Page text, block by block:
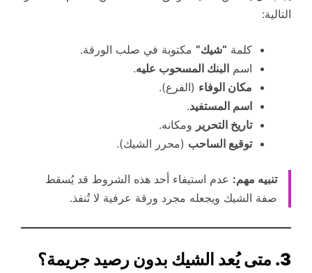
التالية:
كلمة “شيك” مكتوبة في صلب الورقة.
اسم البنك المسحوب عليه.
مكان الوفاء (الفرع).
اسم المستفيد.
تاريخ التحرير ومكانه.
توقيع الساحب (محرر الشيك).
تنبيه مهم: عدم استيفاء أحد هذه الشروط قد يُسقط
صفة الشيك ويجعله مجرد ورقة عرفية لا تُنفذ.
3. متى يُعد الشيك بدون رصيد جريمة؟